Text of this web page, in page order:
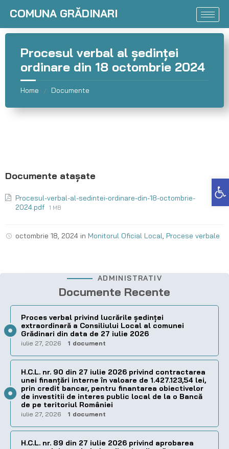
Deschide bara de unelte
COMUNA GRĂDINARI
Procesul verbal al ședinței
ordinare din 18 octombrie 2024
Home / Documente
Procesul-verbal-al-sedintei-ordinare-din-18-octombrie-
2024.pdf
1 MB
octombrie 18, 2024 in Monitorul Oficial Local, Procese verbale
ADMINISTRATIV
Documente Recente
Proces verbal privind lucrările ședinței
extraordinară a Consiliului Local al comunei
Grădinari din data de 27 iulie 2026
iulie 27, 2026 1 document
H.C.L. nr. 90 din 27 iulie 2026 privind contractarea
unei finanțări interne în valoare de 1.427.123,54 lei,
prin credit bancar, pentru finantarea obiectivelor
de investitii de interes public local de la o Bancă
de pe teritoriul României
iulie 27, 2026 1 document
H.C.L. nr. 89 din 27 iulie 2026 privind aprobarea